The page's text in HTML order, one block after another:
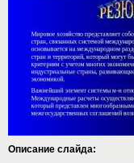
Описание слайда: